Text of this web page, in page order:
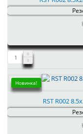
Новинка!
RST R002